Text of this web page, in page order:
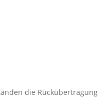
die Rückübertragung